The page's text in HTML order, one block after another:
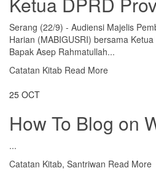
Serang (22/9) - Audiensi Majelis
Harian (MABIGUSRI) bersama
Bapak Asep Rahmatullah...
Catatan Kitab Read More
25 OCT
How To Blog on
...
Catatan Kitab, Santriwan Read More